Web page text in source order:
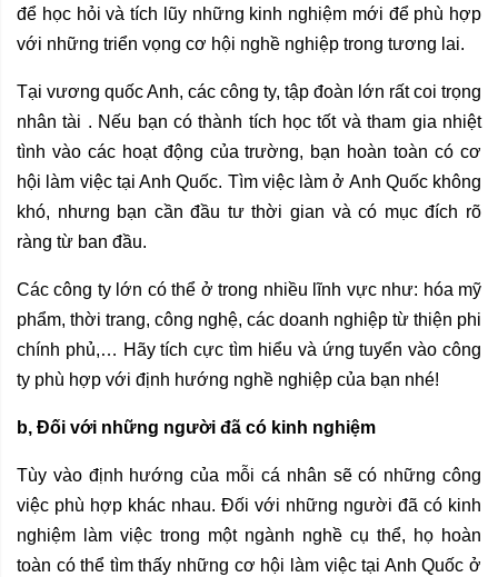
để học hỏi và tích lũy những kinh nghiệm mới để phù hợp
với những triển vọng cơ hội nghề nghiệp trong tương lai.
Tại vương quốc Anh, các công ty, tập đoàn lớn rất coi trọng
nhân tài . Nếu bạn có thành tích học tốt và tham gia nhiệt
tình vào các hoạt động của trường, bạn hoàn toàn có cơ
hội làm việc tại Anh Quốc. Tìm việc làm ở Anh Quốc không
khó, nhưng bạn cần đầu tư thời gian và có mục đích rõ
ràng từ ban đầu.
Các công ty lớn có thể ở trong nhiều lĩnh vực như: hóa mỹ
phẩm, thời trang, công nghệ, các doanh nghiệp từ thiện phi
chính phủ,… Hãy tích cực tìm hiểu và ứng tuyển vào công
ty phù hợp với định hướng nghề nghiệp của bạn nhé!
b, Đối với những người đã có kinh nghiệm
Tùy vào định hướng của mỗi cá nhân sẽ có những công
việc phù hợp khác nhau. Đối với những người đã có kinh
nghiệm làm việc trong một ngành nghề cụ thể, họ hoàn
toàn có thể tìm thấy những cơ hội làm việc tại Anh Quốc ở